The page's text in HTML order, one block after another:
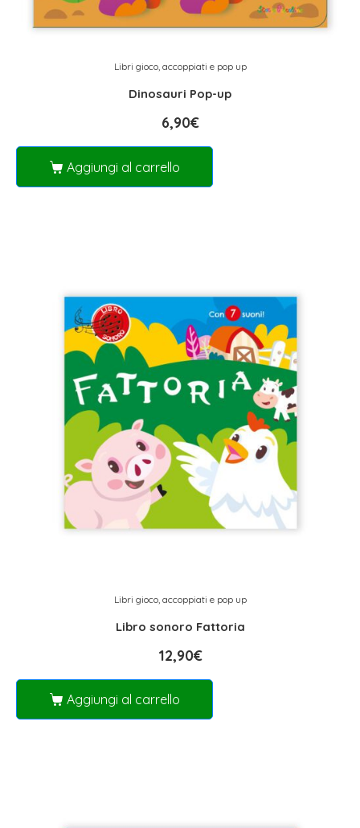
Libri gioco, accoppiati e pop up
Dinosauri Pop-up
6,90€
Aggiungi al carrello
Libri gioco, accoppiati e pop up
Libro sonoro Fattoria
12,90€
Aggiungi al carrello